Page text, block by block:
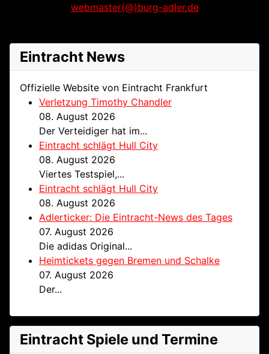
webmaster(@)burg-adler.de
Eintracht News
Offizielle Website von Eintracht Frankfurt
Verletzung Timothy Chandler
08. August 2026
Der Verteidiger hat im...
Eintracht schlägt Hull City
08. August 2026
Viertes Testspiel,...
Eintracht schlägt Hull City
08. August 2026
Adlerticker: Die Eintracht-News des Tages
07. August 2026
Die adidas Original...
Heimtickets gegen Bremen und Schalke
07. August 2026
Der...
Eintracht Spiele und Termine